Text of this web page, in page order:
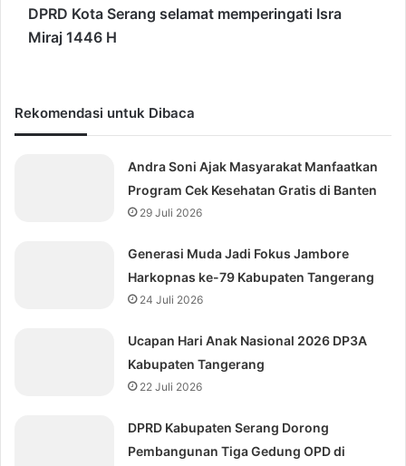
DPRD Kota Serang selamat memperingati Isra
Miraj 1446 H
Rekomendasi untuk Dibaca
Andra Soni Ajak Masyarakat Manfaatkan
Program Cek Kesehatan Gratis di Banten
29 Juli 2026
Generasi Muda Jadi Fokus Jambore
Harkopnas ke-79 Kabupaten Tangerang
24 Juli 2026
Ucapan Hari Anak Nasional 2026 DP3A
Kabupaten Tangerang
22 Juli 2026
DPRD Kabupaten Serang Dorong
Pembangunan Tiga Gedung OPD di